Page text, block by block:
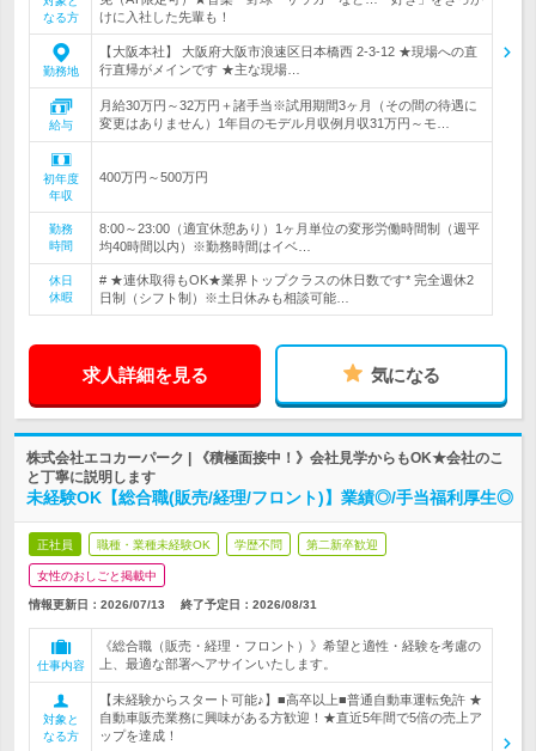
なる方
けに入社した先輩も！
勤務地
【大阪本社】 大阪府大阪市浪速区日本橋西 2-3-12 ★現場への直
行直帰がメインです ★主な現場…
給与
月給30万円～32万円＋諸手当※試用期間3ヶ月（その間の待遇に
変更はありません）1年目のモデル月収例月収31万円～モ…
初年度
年収
400万円～500万円
勤務
時間
8:00～23:00（適宜休憩あり）1ヶ月単位の変形労働時間制（週平
均40時間以内）※勤務時間はイベ…
休日
休暇
# ★連休取得もOK★業界トップクラスの休日数です* 完全週休2
日制（シフト制）※土日休みも相談可能…
求人詳細を見る 気になる
株式会社エコカーパーク | 《積極面接中！》会社見学からもOK★会社のこ
と丁寧に説明します
未経験OK【総合職(販売/経理/フロント)】業績◎/手当福利厚生◎
正社員 職種・業種未経験OK 学歴不問 第二新卒歓迎
女性のおしごと掲載中
情報更新日：2026/07/13 終了予定日： 2026/08/31
仕事内容
《総合職（販売・経理・フロント）》希望と適性・経験を考慮の
上、最適な部署へアサインいたします。
対象と
なる方
【未経験からスタート可能♪】■高卒以上■普通自動車運転免許 ★
自動車販売業務に興味がある方歓迎！★直近5年間で5倍の売上ア
ップを達成！